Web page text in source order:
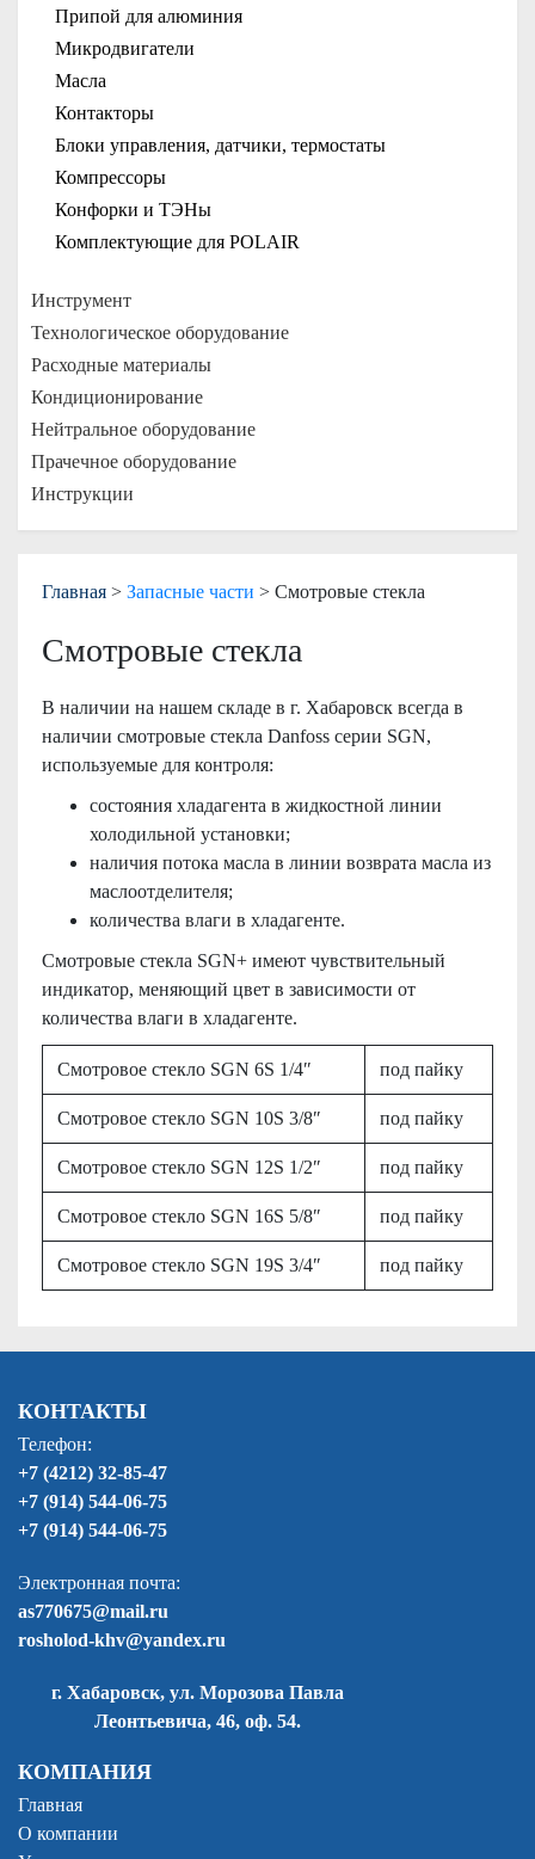
Главная > Запасные части > Смотровые стекла
Смотровые стекла
В наличии на нашем складе в г. Хабаровск всегда в
наличии смотровые стекла Danfoss серии SGN,
используемые для контроля:
состояния хладагента в жидкостной линии
холодильной установки;
наличия потока масла в линии возврата масла из
маслоотделителя;
количества влаги в хладагенте.
Смотровые стекла SGN+ имеют чувствительный
индикатор, меняющий цвет в зависимости от
количества влаги в хладагенте.
Смотровое стекло SGN 6S 1/4″ под пайку
Смотровое стекло SGN 10S 3/8″ под пайку
Смотровое стекло SGN 12S 1/2″ под пайку
Смотровое стекло SGN 16S 5/8″ под пайку
Смотровое стекло SGN 19S 3/4″ под пайку
Припой для алюминия
Микродвигатели
Масла
Контакторы
Блоки управления, датчики, термостаты
Компрессоры
Конфорки и ТЭНы
Комплектующие для POLAIR
Инструмент
Технологическое оборудование
Расходные материалы
Кондиционирование
Нейтральное оборудование
Прачечное оборудование
Инструкции
КОНТАКТЫ
Телефон:
+7 (4212) 32-85-47
+7 (914) 544-06-75
+7 (914) 544-06-75
Электронная почта:
as770675@mail.ru
rosholod-khv@yandex.ru
г. Хабаровск, ул. Морозова Павла
Леонтьевича, 46, оф. 54.
КОМПАНИЯ
Главная
О компании